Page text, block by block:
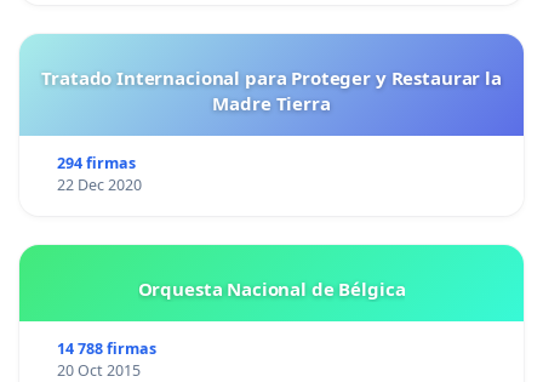
Tratado Internacional para Proteger y Restaurar la
Madre Tierra
294 firmas
22 Dec 2020
Orquesta Nacional de Bélgica
14 788 firmas
20 Oct 2015